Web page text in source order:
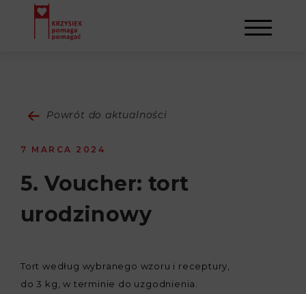
NAPISALI O NAS
NASI BENEFICJENCI
WYDARZENIA
KONTAKT
Powrót do aktualności
7 MARCA 2024
5. Voucher: tort
urodzinowy
Tort według wybranego wzoru i receptury,
do 3 kg, w terminie do uzgodnienia.